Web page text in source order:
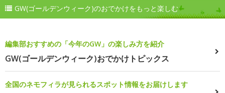
GW(ゴールデンウィーク)のおでかけをもっと楽しむ
編集部おすすめの「今年のGW」の楽しみ方を紹介
GW(ゴールデンウィーク)おでかけトピックス
全国のネモフィラが見られるスポット情報をお届けします